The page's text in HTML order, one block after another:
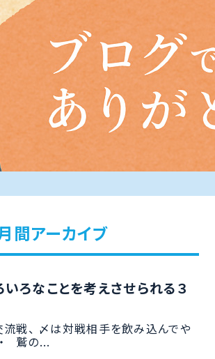
アーカイブ
いろなことを考えさせられる３
流戦、 〆は対戦相手を飲み込んでや
・ 鷲の...